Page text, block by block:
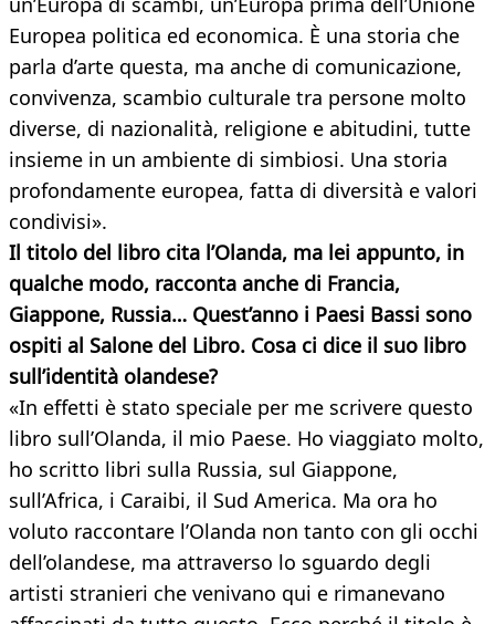
Europea politica ed economica. È una storia che
parla d’arte questa, ma anche di comunicazione,
convivenza, scambio culturale tra persone molto
diverse, di nazionalità, religione e abitudini, tutte
insieme in un ambiente di simbiosi. Una storia
profondamente europea, fatta di diversità e valori
condivisi».
Il titolo del libro cita l’Olanda, ma lei appunto, in
qualche modo, racconta anche di Francia,
Giappone, Russia… Quest’anno i Paesi Bassi sono
ospiti al Salone del Libro. Cosa ci dice il suo libro
sull’identità olandese?
«In effetti è stato speciale per me scrivere questo
libro sull’Olanda, il mio Paese. Ho viaggiato molto,
ho scritto libri sulla Russia, sul Giappone,
sull’Africa, i Caraibi, il Sud America. Ma ora ho
voluto raccontare l’Olanda non tanto con gli occhi
dell’olandese, ma attraverso lo sguardo degli
artisti stranieri che venivano qui e rimanevano